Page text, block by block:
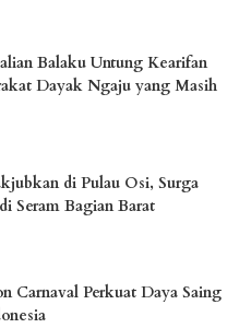
Balaku Untung Kearifan
Dayak Ngaju yang Masih
di Pulau Osi, Surga
Seram Bagian Barat
Carnaval Perkuat Daya Saing